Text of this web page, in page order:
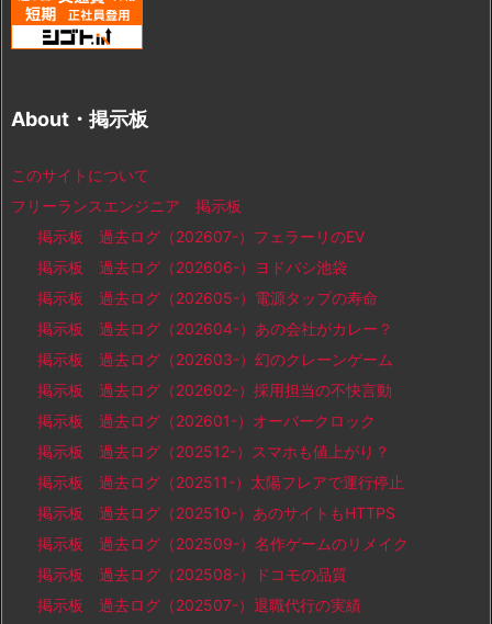
About・掲示板
このサイトについて
フリーランスエンジニア 掲示板
掲示板 過去ログ（202607-）フェラーリのEV
掲示板 過去ログ（202606-）ヨドバシ池袋
掲示板 過去ログ（202605-）電源タップの寿命
掲示板 過去ログ（202604-）あの会社がカレー？
掲示板 過去ログ（202603-）幻のクレーンゲーム
掲示板 過去ログ（202602-）採用担当の不快言動
掲示板 過去ログ（202601-）オーバークロック
掲示板 過去ログ（202512-）スマホも値上がり？
掲示板 過去ログ（202511-）太陽フレアで運行停止
掲示板 過去ログ（202510-）あのサイトもHTTPS
掲示板 過去ログ（202509-）名作ゲームのリメイク
掲示板 過去ログ（202508-）ドコモの品質
掲示板 過去ログ（202507-）退職代行の実績